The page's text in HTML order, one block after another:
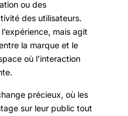
ou des
des utilisateurs.
mais agit
la marque et le
où l’interaction
précieux, où les
sur leur public tout